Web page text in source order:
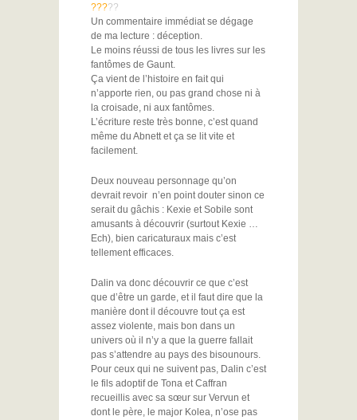
?????
Un commentaire immédiat se dégage
de ma lecture : déception.
Le moins réussi de tous les livres sur les
fantômes de Gaunt.
Ça vient de l’histoire en fait qui
n’apporte rien, ou pas grand chose ni à
la croisade, ni aux fantômes.
L’écriture reste très bonne, c’est quand
même du Abnett et ça se lit vite et
facilement.
Deux nouveau personnage qu’on
devrait revoir n’en point douter sinon ce
serait du gâchis : Kexie et Sobile sont
amusants à découvrir (surtout Kexie …
Ech), bien caricaturaux mais c’est
tellement efficaces.
Dalin va donc découvrir ce que c’est
que d’être un garde, et il faut dire que la
manière dont il découvre tout ça est
assez violente, mais bon dans un
univers où il n’y a que la guerre fallait
pas s’attendre au pays des bisounours.
Pour ceux qui ne suivent pas, Dalin c’est
le fils adoptif de Tona et Caffran
recueillis avec sa sœur sur Vervun et
dont le père, le major Kolea, n’ose pas